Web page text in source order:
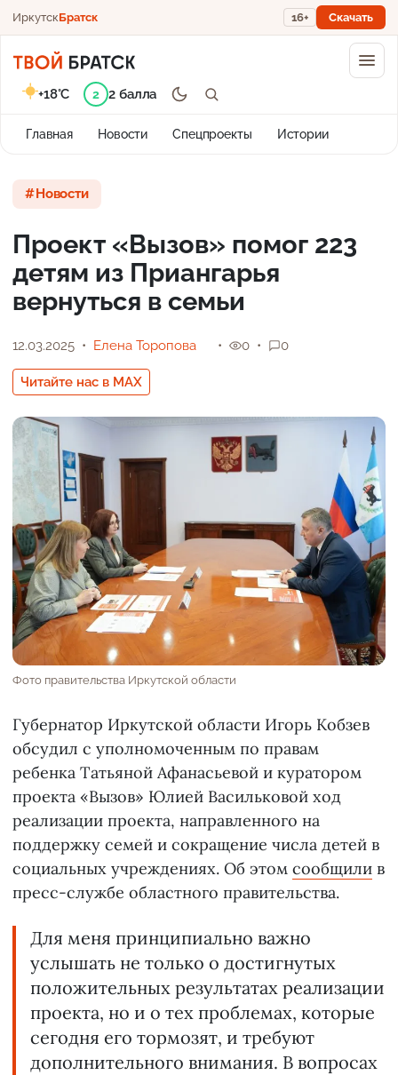
ИркутскБратск 16+ Скачать
Главная Новости Спецпроекты Истории
+18°C 2 2 балла
Новости
Проект «Вызов» помог 223
детям из Приангарья
вернуться в семьи
12.03.2025 Елена Торопова
Читайте нас в MAX
0 0
Фото правительства Иркутской области
Губернатор Иркутской области Игорь Кобзев
обсудил с уполномоченным по правам
ребенка Татьяной Афанасьевой и куратором
проекта «Вызов» Юлией Васильковой ход
реализации проекта, направленного на
поддержку семей и сокращение числа детей в
социальных учреждениях. Об этом сообщили в
пресс-службе областного правительства.
Для меня принципиально важно
услышать не только о достигнутых
положительных результатах реализации
проекта, но и о тех проблемах, которые
сегодня его тормозят, и требуют
дополнительного внимания. В вопросах